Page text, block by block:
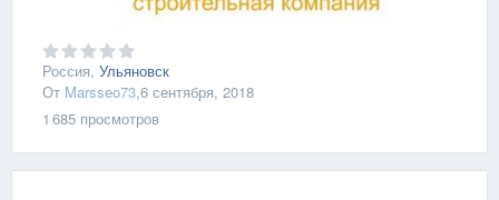
Россия, Ульяновск
От Marsseo73,6 сентября, 2018
1 685 просмотров